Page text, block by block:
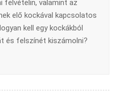
felvételin, valamint az
elő kockával kapcsolatos
kell egy kockákból
felszínét kiszámolni?